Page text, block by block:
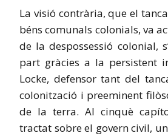
La visió contrària, que el
béns comunals colonials, va
de la despossessió colonial,
part gràcies a la persistent
Locke, defensor tant del
colonització i preeminent
de la terra. Al cinquè
tractat sobre el govern civil,